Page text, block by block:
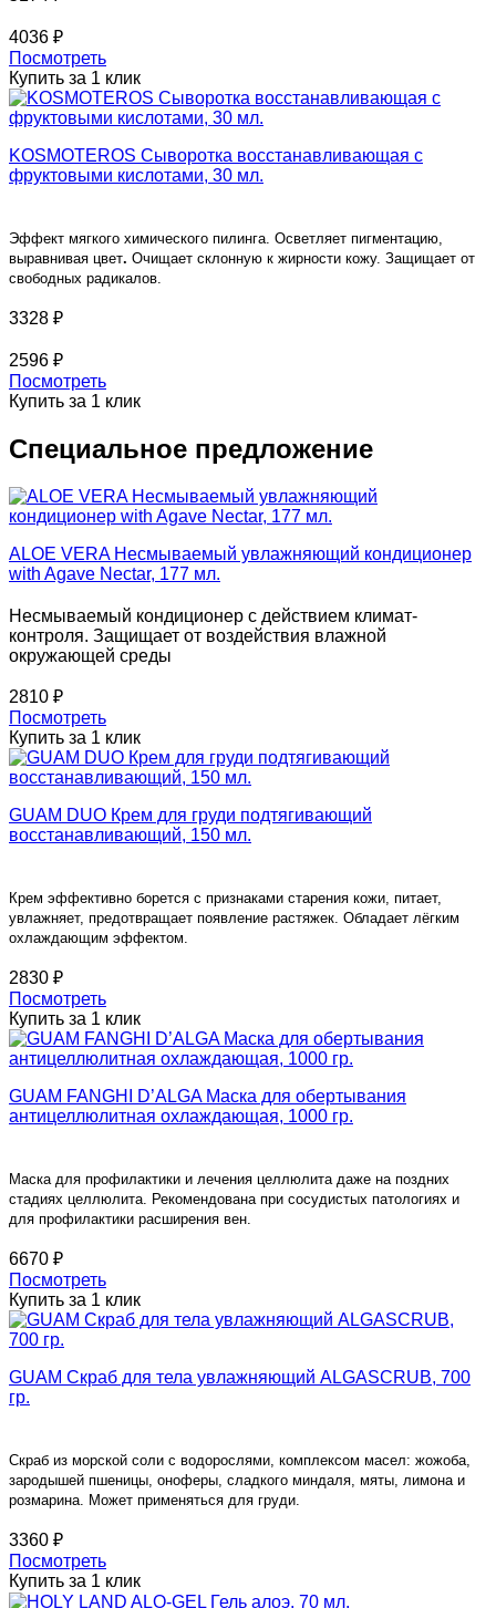
4036 ₽
Посмотреть
Купить за 1 клик
KOSMOTEROS Сыворотка восстанавливающая с
фруктовыми кислотами, 30 мл.
Эффект мягкого химического пилинга. Осветляет пигментацию,
выравнивая цвет. Очищает склонную к жирности кожу. Защищает от
свободных радикалов.
3328 ₽
2596 ₽
Посмотреть
Купить за 1 клик
Специальное предложение
ALOE VERA Несмываемый увлажняющий кондиционер
with Agave Nectar, 177 мл.
Несмываемый кондиционер с действием климат-
контроля. Защищает от воздействия влажной
окружающей среды
2810 ₽
Посмотреть
Купить за 1 клик
GUAM DUO Крем для груди подтягивающий
восстанавливающий, 150 мл.
Крем эффективно борется с признаками старения кожи, питает,
увлажняет, предотвращает появление растяжек. Обладает лёгким
охлаждающим эффектом.
2830 ₽
Посмотреть
Купить за 1 клик
GUAM FANGHI D’ALGA Маска для обертывания
антицеллюлитная охлаждающая, 1000 гр.
Маска для профилактики и лечения целлюлита даже на поздних
стадиях целлюлита. Рекомендована при сосудистых патологиях и
для профилактики расширения вен.
6670 ₽
Посмотреть
Купить за 1 клик
GUAM Скраб для тела увлажняющий ALGASCRUB, 700
гр.
Скраб из морской соли с водорослями, комплексом масел: жожоба,
зародышей пшеницы, оноферы, сладкого миндаля, мяты, лимона и
розмарина. Может применяться для груди.
3360 ₽
Посмотреть
Купить за 1 клик